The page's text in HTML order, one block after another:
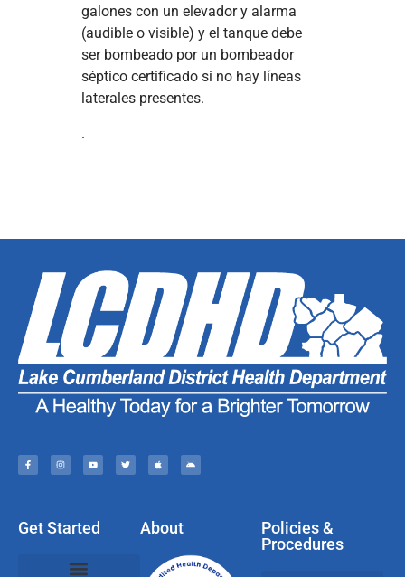
galones con un elevador y alarma
(audible o visible) y el tanque debe
ser bombeado por un bombeador
séptico certificado si no hay líneas
laterales presentes.
.
Get Started About
Policies &
Procedures